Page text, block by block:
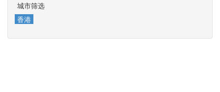
城市筛选
香港